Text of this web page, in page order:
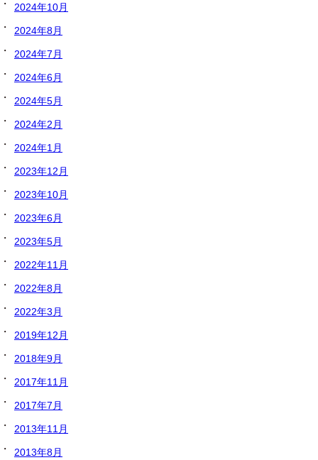
2024年10月
2024年8月
2024年7月
2024年6月
2024年5月
2024年2月
2024年1月
2023年12月
2023年10月
2023年6月
2023年5月
2022年11月
2022年8月
2022年3月
2019年12月
2018年9月
2017年11月
2017年7月
2013年11月
2013年8月